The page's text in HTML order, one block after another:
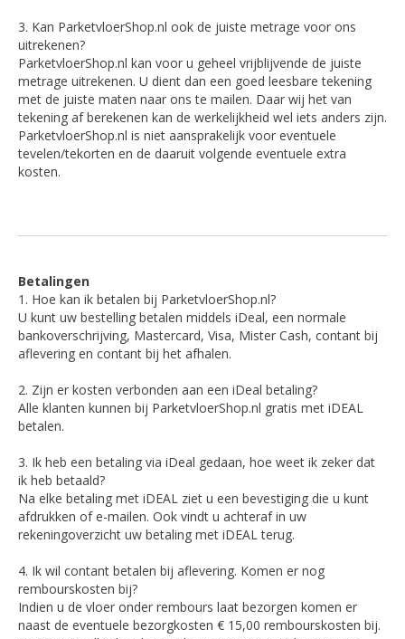
3. Kan ParketvloerShop.nl ook de juiste metrage voor ons
uitrekenen?
ParketvloerShop.nl kan voor u geheel vrijblijvende de juiste
metrage uitrekenen. U dient dan een goed leesbare tekening
met de juiste maten naar ons te mailen. Daar wij het van
tekening af berekenen kan de werkelijkheid wel iets anders zijn.
ParketvloerShop.nl is niet aansprakelijk voor eventuele
tevelen/tekorten en de daaruit volgende eventuele extra
kosten.
Betalingen
1. Hoe kan ik betalen bij ParketvloerShop.nl?
U kunt uw bestelling betalen middels iDeal, een normale
bankoverschrijving, Mastercard, Visa, Mister Cash, contant bij
aflevering en contant bij het afhalen.
2. Zijn er kosten verbonden aan een iDeal betaling?
Alle klanten kunnen bij ParketvloerShop.nl gratis met iDEAL
betalen.
3. Ik heb een betaling via iDeal gedaan, hoe weet ik zeker dat
ik heb betaald?
Na elke betaling met iDEAL ziet u een bevestiging die u kunt
afdrukken of e-mailen. Ook vindt u achteraf in uw
rekeningoverzicht uw betaling met iDEAL terug.
4. Ik wil contant betalen bij aflevering. Komen er nog
rembourskosten bij?
Indien u de vloer onder rembours laat bezorgen komen er
naast de eventuele bezorgkosten € 15,00 rembourskosten bij.